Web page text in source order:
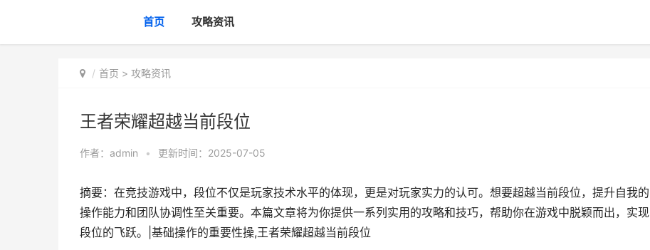
首页 攻略资讯
首页 > 攻略资讯
王者荣耀超越当前段位
作者： admin • 更新时间：2025-07-05
摘要：在竞技游戏中，段位不仅是玩家技术水平的体现，更是对玩家实力的认可。想要超越当前段位，提升自我的
操作能力和团队协调性至关重要。本篇文章将为你提供一系列实用的攻略和技巧，帮助你在游戏中脱颖而出，实现
段位的飞跃。|基础操作的重要性操,王者荣耀超越当前段位